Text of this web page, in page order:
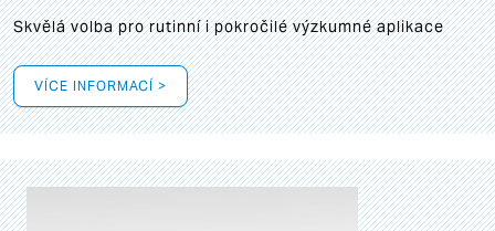
Skvělá volba pro rutinní i pokročilé výzkumné aplikace
VÍCE INFORMACÍ >